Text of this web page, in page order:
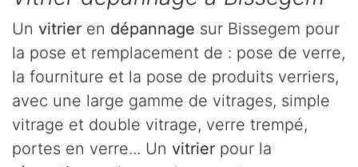
Un vitrier en dépannage sur Bissegem pour
la pose et remplacement de : pose de verre,
la fourniture et la pose de produits verriers,
avec une large gamme de vitrages, simple
vitrage et double vitrage, verre trempé,
portes en verre... Un vitrier pour la